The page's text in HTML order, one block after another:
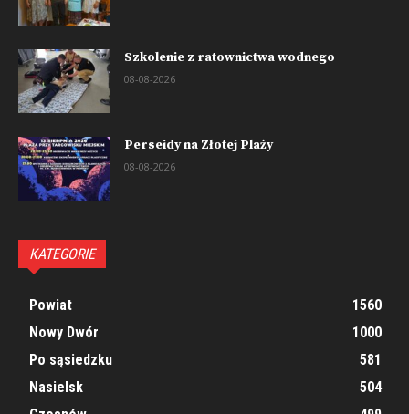
Szkolenie z ratownictwa wodnego
08-08-2026
Perseidy na Złotej Plaży
08-08-2026
KATEGORIE
Powiat
1560
Nowy Dwór
1000
Po sąsiedzku
581
Nasielsk
504